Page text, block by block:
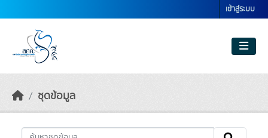
เข้าสู่ระบบ
ชุดข้อมูล